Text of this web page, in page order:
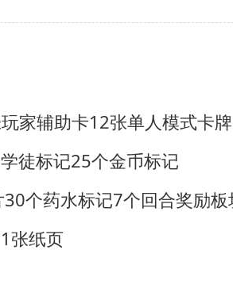
家辅助卡12张单人模式卡牌
徒标记25个金币标记
30个药水标记7个回合奖励板
1张纸页